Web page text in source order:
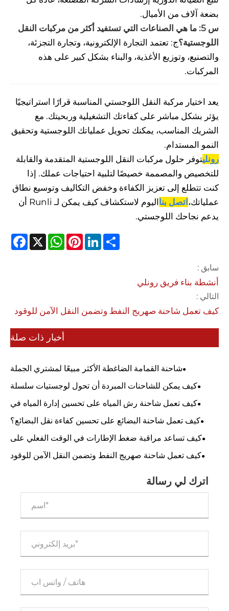
بضعة آلاف من الأميال.
س 5: ما هي الصناعات التي تستفيد أكثر من مركبات النقل
اللوجستية؟ج: تعتمد التجارة الإلكترونية، وتجارة التجزئة،
والتصنيع، وتوزيع الأغذية، والبناء بشكل كبير على هذه
المركبات.
يعد اختيار مركبة النقل اللوجستي المناسبة قرارًا استراتيجيًا
يؤثر بشكل مباشر على كفاءتك التشغيلية وربحيتك. مع
الشريك المناسب، يمكنك تحويل عملياتك اللوجستية وتحقيق
النمو المستدام.
رونليتوفر حلول مركبات النقل اللوجستية المتقدمة والقابلة
للتخصيص والمصممة خصيصًا لتلبية احتياجات عملك. إذا
كنت تتطلع إلى تعزيز الكفاءة وخفض التكاليف وتوسيع نطاق
عملياتك، اتصل بنا
اليوم لاستكشاف كيف يمكن لـ Runli أن
يدعم نجاحك اللوجستي.
X
WhatsAppPinterestLinkedInShare
سابق :
أنشطة بناء فريق رونلي
التالي :
كيف تعمل شاحنة صهريج النفط وتضمن النقل الآمن للوقود
أخبار ذات صلة
شاحنة القمامة الضاغطة الأكثر مبيعًا لمشتري الجملة
كيف يمكن للشاحنات المبردة أن تحول لوجستيات سلسلة
التبريد لديك؟
كيف تعمل شاحنة رش المياه على تحسين إدارة المياه في
المناطق الحضرية؟
كيف تعمل شاحنة البضائع على تحسين كفاءة نقل البضائع؟
كيف تساعد مراقبة ضغط الإطارات في الوقت الفعلي على
تحسين سلامة الشاحنات الصهريجية؟
كيف تعمل شاحنة صهريج النفط وتضمن النقل الآمن للوقود
اترك لي رسالة